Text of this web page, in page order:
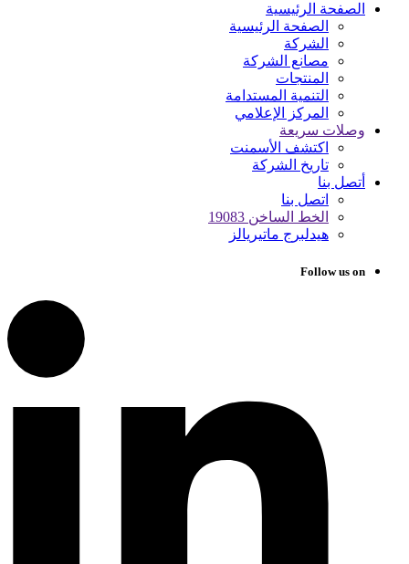
الصفحة الرئيسية
الصفحة الرئيسية
الشركة
مصانع الشركة
المنتجات
التنمية المستدامة
المركز الإعلامي
وصلات سريعة
اكتشف الأسمنت
تاريخ الشركة
أتصل بنا
اتصل بنا
الخط الساخن 19083
هيدلبرج ماتيريالز
Follow us on